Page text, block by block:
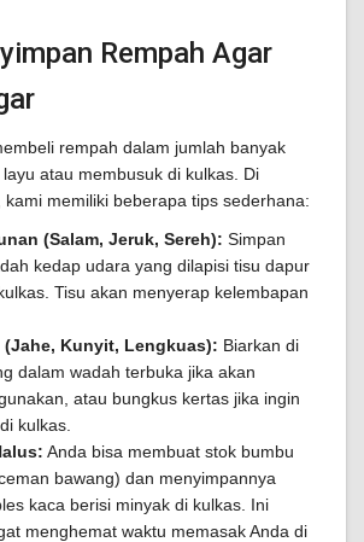
Rempah Agar
rempah dalam jumlah banyak
atau membusuk di kulkas. Di
kami memiliki beberapa tips sederhana:
(Salam, Jeruk, Sereh): Simpan
kedap udara yang dilapisi tisu dapur
Tisu akan menyerap kelembapan
(Jahe, Kunyit, Lengkuas): Biarkan di
dalam wadah terbuka jika akan
atau bungkus kertas jika ingin
kulkas.
Anda bisa membuat stok bumbu
bawang) dan menyimpannya
kaca berisi minyak di kulkas. Ini
menghemat waktu memasak Anda di